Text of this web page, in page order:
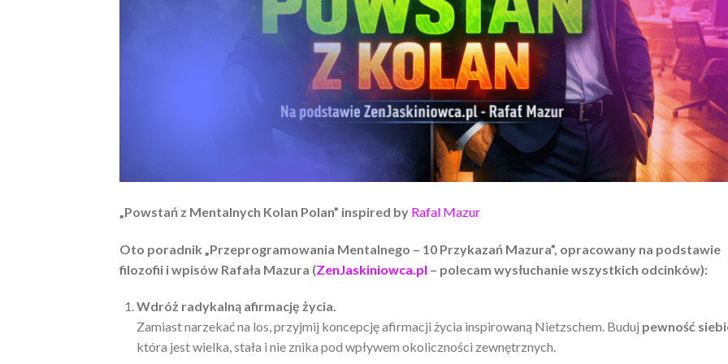
„Powstań z Mentalnych Kolan Polan” inspired by Rafal Mazur
Oto poradnik „Przeprogramowania Mentalnego – 10 Przykazań Mazura”, opracowany na podstawie
filozofii i wpisów Rafała Mazura (ZenJaskiniowca.pl – polecam wysłuchanie wszystkich odcinków):
Wdróż radykalną afirmację życia.
Zamiast narzekać na los, przyjmij koncepcję afirmacji życia inspirowaną Nietzschem. Buduj pewność
która jest wielka, stała i nie znika pod wpływem okoliczności zewnętrznych.